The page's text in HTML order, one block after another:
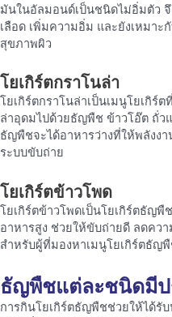
มันในอัลมอนด์เป็นชนิดไม่อิ่มตัว
เลือด เพิ่มความอิ่ม และยังเหมา
สุขภาพผิว
โยเกิร์ตกราโนล่า
โยเกิร์ตกราโนล่าเป็นเมนูโยเกิร์
ล่าอุดมไปด้วยธัญพืช ข้าวโอ๊ต ถั่ว
ธัญพืชจะได้อาหารว่างที่ให้พลังง
ระบบขับถ่าย
โยเกิร์ตข้าวโพด
โยเกิร์ตข้าวโพดเป็นโยเกิร์ตธัญ
อาหารสูง ช่วยให้ขับถ่ายดี ลดควา
สำหรับผู้ที่มองหาเมนูโยเกิร์ตธัญ
ธัญพืชแต่ละชนิดมีป
การกินโยเกิร์ตธัญพืชช่วยให้ได้รั